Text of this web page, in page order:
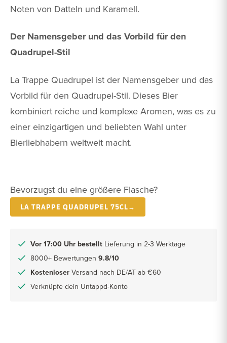
Noten von Datteln und Karamell.
Der Namensgeber und das Vorbild für den
Quadrupel-Stil
La Trappe Quadrupel ist der Namensgeber und das
Vorbild für den Quadrupel-Stil. Dieses Bier
kombiniert reiche und komplexe Aromen, was es zu
einer einzigartigen und beliebten Wahl unter
Bierliebhabern weltweit macht.
Bevorzugst du eine größere Flasche?
LA TRAPPE QUADRUPEL 75CL→
Vor 17:00 Uhr bestellt Lieferung in 2-3 Werktage
8000+ Bewertungen 9.8/10
Kostenloser Versand nach DE/AT ab €60
Verknüpfe dein Untappd-Konto